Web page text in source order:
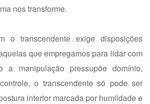
nos transforme.
o transcendente exige disposições
que empregamos para lidar com
a manipulação pressupõe domínio,
o transcendente só pode ser
interior marcada por humildade e